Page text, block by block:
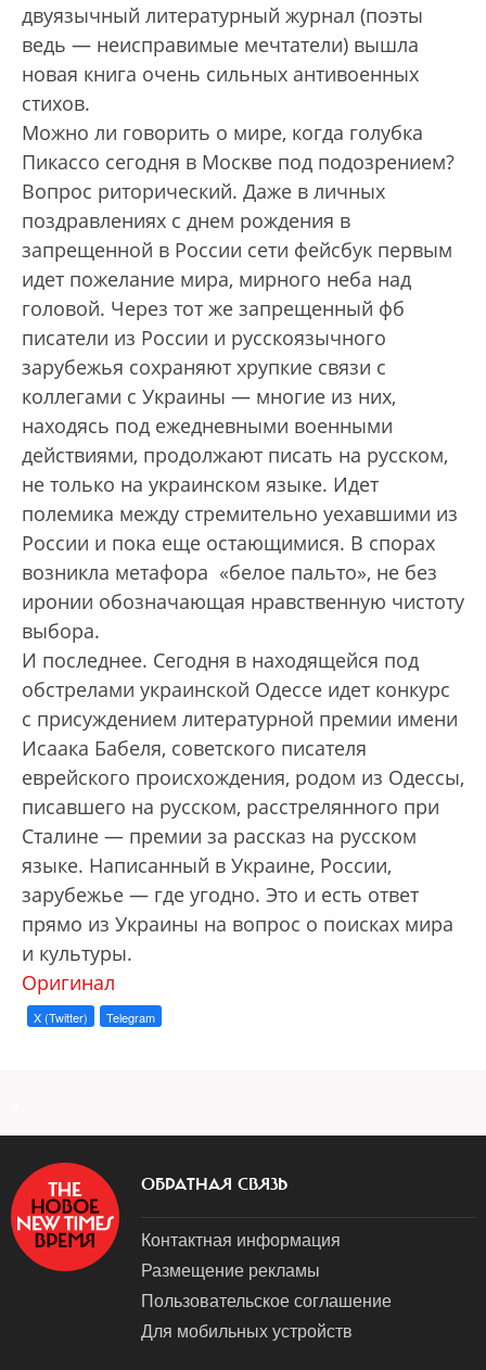
двуязычный литературный журнал (поэты
ведь — неисправимые мечтатели) вышла
новая книга очень сильных антивоенных
стихов.
Можно ли говорить о мире, когда голубка
Пикассо сегодня в Москве под подозрением?
Вопрос риторический. Даже в личных
поздравлениях с днем рождения в
запрещенной в России сети фейсбук первым
идет пожелание мира, мирного неба над
головой. Через тот же запрещенный фб
писатели из России и русскоязычного
зарубежья сохраняют хрупкие связи с
коллегами с Украины — многие из них,
находясь под ежедневными военными
действиями, продолжают писать на русском,
не только на украинском языке. Идет
полемика между стремительно уехавшими из
России и пока еще остающимися. В спорах
возникла метафора «белое пальто», не без
иронии обозначающая нравственную чистоту
выбора.
И последнее. Сегодня в находящейся под
обстрелами украинской Одессе идет конкурс
с присуждением литературной премии имени
Исаака Бабеля, советского писателя
еврейского происхождения, родом из Одессы,
писавшего на русском, расстрелянного при
Сталине — премии за рассказ на русском
языке. Написанный в Украине, России,
зарубежье — где угодно. Это и есть ответ
прямо из Украины на вопрос о поисках мира
и культуры.
Оригинал
X (Twitter) Telegram
ОБРАТНАЯ СВЯЗЬ
Контактная информация
Размещение рекламы
Пользовательское соглашение
Для мобильных устройств